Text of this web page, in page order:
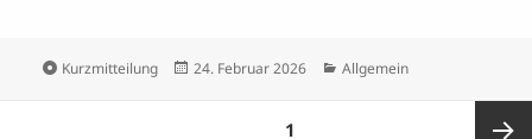
Format
Kurzmitteilung
Veröffentlicht
24. Februar 2026 Kategorien
Allgemein
1